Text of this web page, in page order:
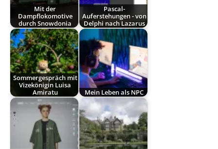
Mit der
Dampflokomotive
durch Snowdonia
Pascal-
Auferstehungen - von
Delphi nach Lazarus
Sommergespräch mit
Vizekönigin Luisa
Amiratu
Mein Leben als NPC